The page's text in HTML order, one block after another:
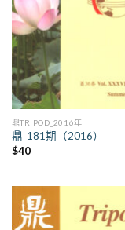
鼎TRIPOD_2016年
鼎_181期（2016）
$40